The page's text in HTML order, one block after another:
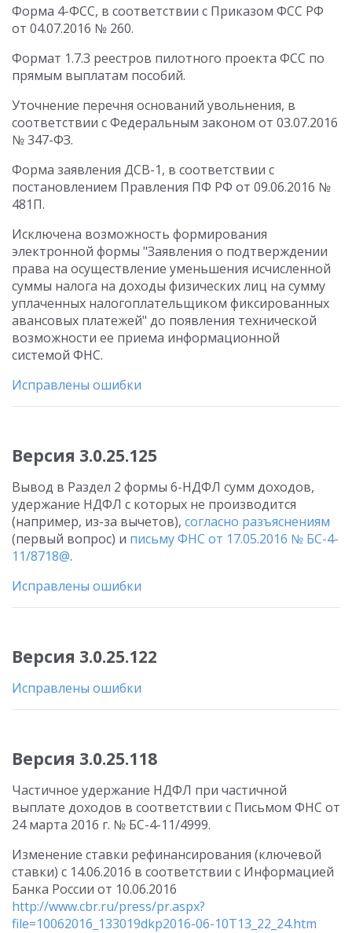
Форма 4-ФСС, в соответствии с Приказом ФСС РФ
от 04.07.2016 № 260.
Формат 1.7.3 реестров пилотного проекта ФСС по
прямым выплатам пособий.
Уточнение перечня оснований увольнения, в
соответствии с Федеральным законом от 03.07.2016
№ 347-ФЗ.
Форма заявления ДСВ-1, в соответствии с
постановлением Правления ПФ РФ от 09.06.2016 №
481П.
Исключена возможность формирования
электронной формы "Заявления о подтверждении
права на осуществление уменьшения исчисленной
суммы налога на доходы физических лиц на сумму
уплаченных налогоплательщиком фиксированных
авансовых платежей" до появления технической
возможности ее приема информационной
системой ФНС.
Исправлены ошибки
Версия 3.0.25.125
Вывод в Раздел 2 формы 6-НДФЛ сумм доходов,
удержание НДФЛ с которых не производится
(например, из-за вычетов), согласно разъяснениям
(первый вопрос) и письму ФНС от 17.05.2016 № БС-4-
11/8718@.
Исправлены ошибки
Версия 3.0.25.122
Исправлены ошибки
Версия 3.0.25.118
Частичное удержание НДФЛ при частичной
выплате доходов в соответствии с Письмом ФНС от
24 марта 2016 г. № БС-4-11/4999.
Изменение ставки рефинансирования (ключевой
ставки) с 14.06.2016 в соответствии с Информацией
Банка России от 10.06.2016
http://www.cbr.ru/press/pr.aspx?
file=10062016_133019dkp2016-06-10T13_22_24.htm